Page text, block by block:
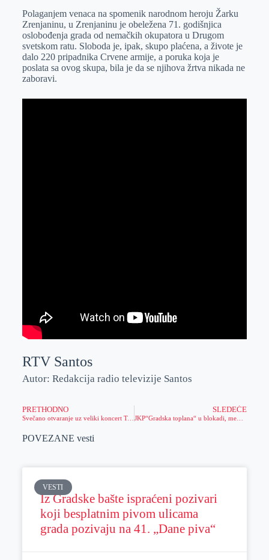
e
r
I
n
s
A
p
p
a
i
l
Polaganjem venaca na spomenik narodnom heroju Žarku
Zrenjaninu, u Zrenjaninu je obeležena 71. godišnjica
oslobođenja grada od nemačkih okupatora u Drugom
svetskom ratu. Sloboda je, ipak, skupo plaćena, a živote je
dalo 220 pripadnika Crvene armije, a poruka koja je
poslata sa ovog skupa, bila je da se njihova žrtva nikada ne
zaboravi.
RTV Santos
Autor: Redakcija radio televizije Santos
PRETHODNO
Svečano otvaranje uz veliki koncert Tonija Cetinskog u „Aviv parku Zrenjanin”
SLEDEĆE
POVEZANE vesti
VESTI
Iz Gradske bašte ispraćeni pozivari
koji besplatnim pivom ulicama
grada pozivaju na 41. „Dane piva“